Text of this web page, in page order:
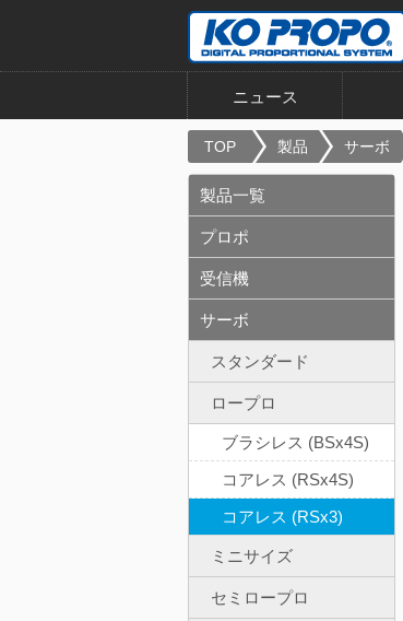
ニュース
TOP 製品 サーボ
製品一覧
プロポ
受信機
サーボ
スタンダード
ロープロ
ブラシレス (BSx4S)
コアレス (RSx4S)
コアレス (RSx3)
ミニサイズ
セミロープロ